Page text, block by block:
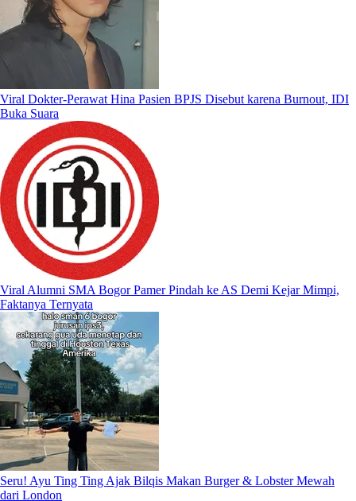
Viral Dokter-Perawat Hina Pasien BPJS Disebut karena Burnout, IDI
Buka Suara
Viral Alumni SMA Bogor Pamer Pindah ke AS Demi Kejar Mimpi,
Faktanya Ternyata
Seru! Ayu Ting Ting Ajak Bilqis Makan Burger & Lobster Mewah
dari London